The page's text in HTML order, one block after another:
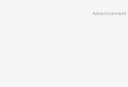
Advertisement